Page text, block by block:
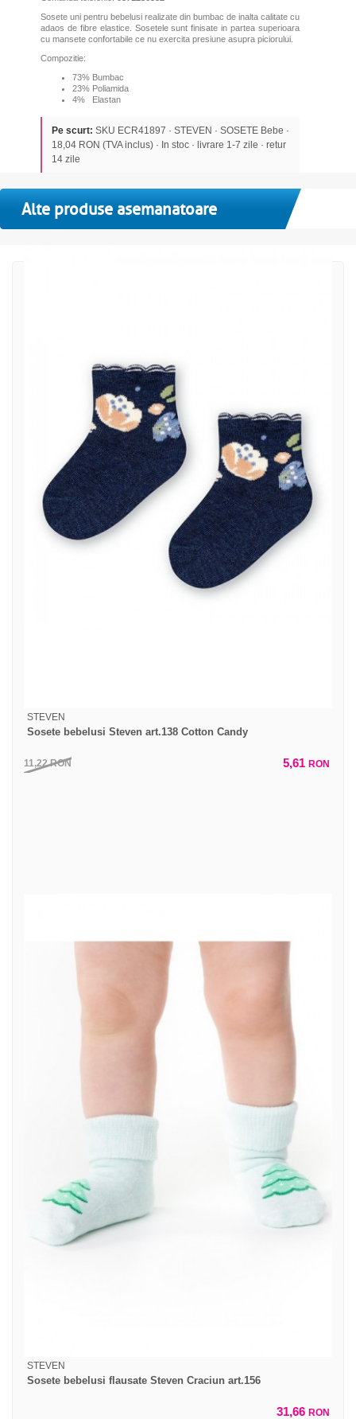
Sosete uni pentru bebelusi realizate din bumbac de inalta calitate cu
adaos de fibre elastice. Sosetele sunt finisate in partea superioara
cu mansete confortabile ce nu exercita presiune asupra piciorului.
Compozitie:
73% Bumbac
23% Poliamida
4% Elastan
Pe scurt: SKU ECR41897 · STEVEN · SOSETE Bebe ·
18,04 RON (TVA inclus) · In stoc · livrare 1-7 zile · retur
14 zile
Alte produse asemanatoare
STEVEN
Sosete bebelusi Steven art.138 Cotton Candy
11,22RON 5,61 RON
STEVEN
Sosete bebelusi flausate Steven Craciun art.156
31,66 RON